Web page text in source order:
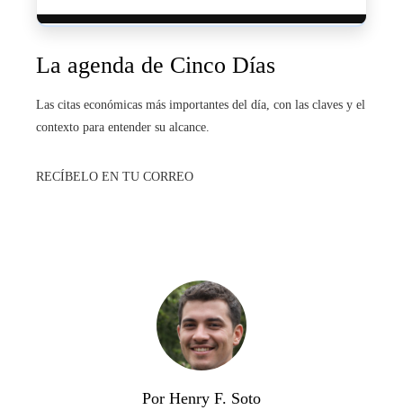
La agenda de Cinco Días
Las citas económicas más importantes del día, con las claves y el
contexto para entender su alcance.
RECÍBELO EN TU CORREO
Por Henry F. Soto